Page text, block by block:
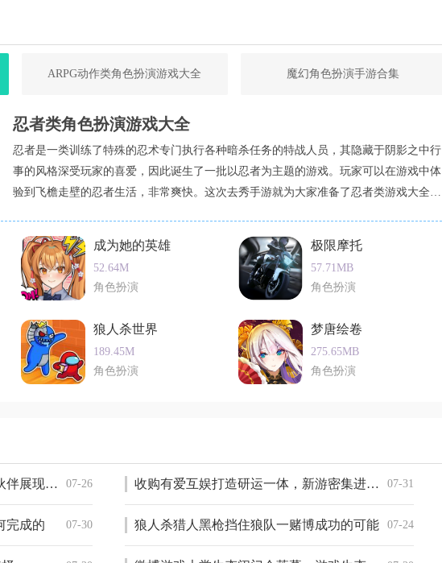
ARPG动作类角色扮演游戏大全 魔幻角色扮演手游合集
忍者类角色扮演游戏大全
忍者是一类训练了特殊的忍术专门执行各种暗杀任务的特战人员，其隐藏于阴影之中行
事的风格深受玩家的喜爱，因此诞生了一批以忍者为主题的游戏。玩家可以在游戏中体
验到飞檐走壁的忍者生活，非常爽快。这次去秀手游就为大家准备了忍者类游戏大全，
成为她的英雄
52.64M
角色扮演
极限摩托
57.71MB
角色扮演
狼人杀世界
189.45M
角色扮演
梦唐绘卷
275.65MB
角色扮演
07-26
数字娱乐体验 07-31
收购有爱互娱打造研运一体，新游密集进展迎产品大年，中国儒意游戏潜力可期
07-30
完成的 07-24
狼人杀猎人黑枪挡住狼队一赌博成功的可能